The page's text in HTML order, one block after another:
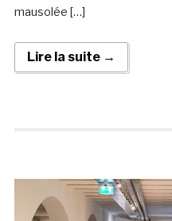
mausolée […]
Lire la suite →